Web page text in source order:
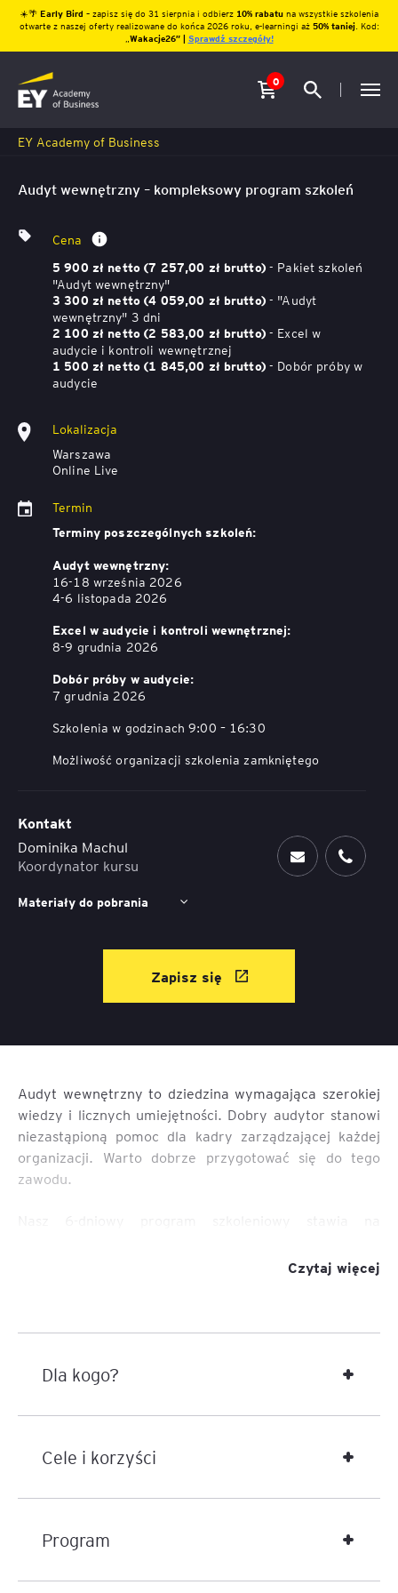
☀️🌴 Early Bird – zapisz się do 31 sierpnia i odbierz10% rabatu na wszystkie szkolenia
otwarte z naszej oferty realizowane do końca 2026 roku, e-learningi aż 50% taniej. Kod:
Wakacje26″ | Sprawdź szczegóły!
0
EY Academy of Business
Audyt wewnętrzny to dziedzina wymagająca szerokiej
wiedzy i licznych umiejętności. Dobry audytor stanowi
niezastąpioną pomoc dla kadry zarządzającej każdej
organizacji. Warto dobrze przygotować się do tego
zawodu.
ograniczyliśmy do minimum. Całość podzieliliśmy na
dokumentowanie wykonanej pracy, sprawozdanie
„Zastosowanie Excela w audycie” (poziom
podstawowy, każdorazowo dostosowywany do
Kompleksowe przygotowanie do
roli audytora wewnętrznego
Czytaj więcej
Dla kogo?
Cele i korzyści
Program
Audyt wewnętrzny – kompleksowy program szkoleń
Cena
5 900 zł netto (7 257,00 zł brutto)- Pakiet szkoleń
"Audyt wewnętrzny"
3 300 zł netto (4 059,00 zł brutto)- "Audyt
wewnętrzny" 3 dni
2 100 zł netto (2 583,00 zł brutto)- Excel w
audycie i kontroli wewnętrznej
1 500 zł netto (1 845,00 zł brutto)- Dobór próby w
audycie
Lokalizacja
Warszawa
Online Live
Termin
Terminy poszczególnych szkoleń:
Audyt wewnętrzny:
16-18 września 2026
4-6 listopada 2026
Excel w audycie i kontroli wewnętrznej:
8-9 grudnia 2026
Dobór próby w audycie:
7 grudnia 2026
Szkolenia w godzinach 9:00 – 16:30
Możliwość organizacji szkolenia zamkniętego
Kontakt
Dominika Machul
Koordynator kursu
Materiały do pobrania
Zapisz się